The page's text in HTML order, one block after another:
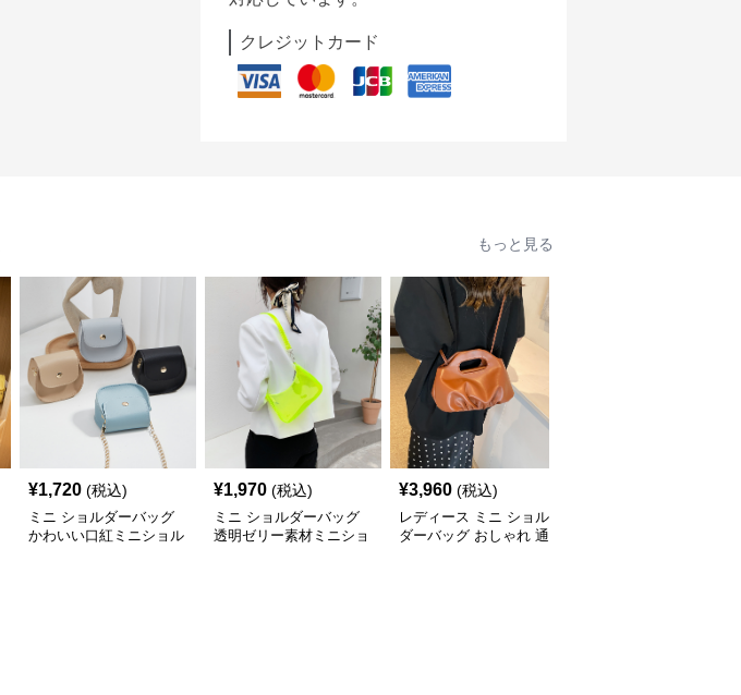
クレジットカード
もっと見る
¥1,720 (税込)
ミニ ショルダーバッグ
かわいい口紅ミニショル
¥1,970 (税込)
ミニ ショルダーバッグ
透明ゼリー素材ミニショ
¥3,960 (税込)
レディース ミニ ショル
ダーバッグ おしゃれ 通